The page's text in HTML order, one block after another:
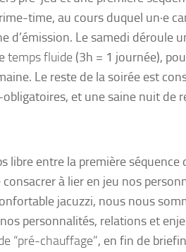
time, au cours duquel un·e
d’émission. Le samedi déroule
temps fluide (3h = 1 journée),
Le reste de la soirée est
et une saine nuit de
libre entre la première séquence
à lier en jeu nos
jacuzzi, nous nous
personnalités, relations et
“pré-chauffage”, en fin de